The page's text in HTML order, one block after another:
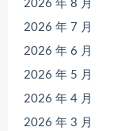
2026 年 8 月
2026 年 7 月
2026 年 6 月
2026 年 5 月
2026 年 4 月
2026 年 3 月